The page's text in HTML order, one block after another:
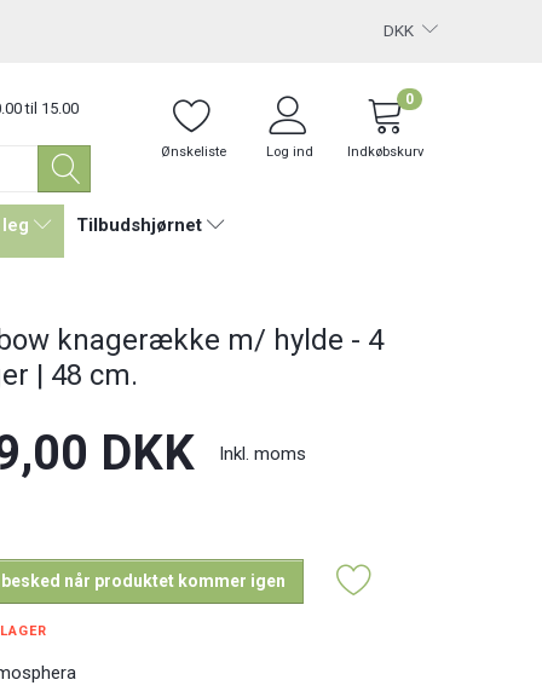
DKK
til 15.00
Ønskeliste Log ind Indkøbskurv
0
Tilbudshjørnet
knagerække m/ hylde - 4
| 48 cm.
DKK Inkl. moms
besked når produktet kommer igen